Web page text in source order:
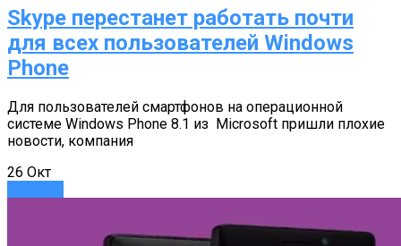
Skype перестанет работать почти
для всех пользователей Windows
Phone
Для пользователей смартфонов на операционной
системе Windows Phone 8.1 из Microsoft пришли плохие
новости, компания
26 Окт